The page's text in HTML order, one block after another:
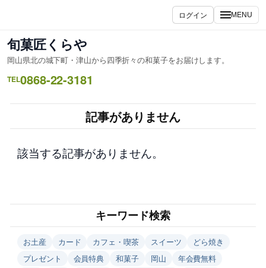
を
ス
キ
ッ
ログイン MENU
旬菓匠くらや
岡山県北の城下町・津山から四季折々の和菓子をお届けします。
TEL0868-22-3181
記事がありません
該当する記事がありません。
キーワード検索
お土産 カード カフェ・喫茶 スイーツ
どら焼き
プレゼント
会員特典 和菓子 岡山
年会費無料